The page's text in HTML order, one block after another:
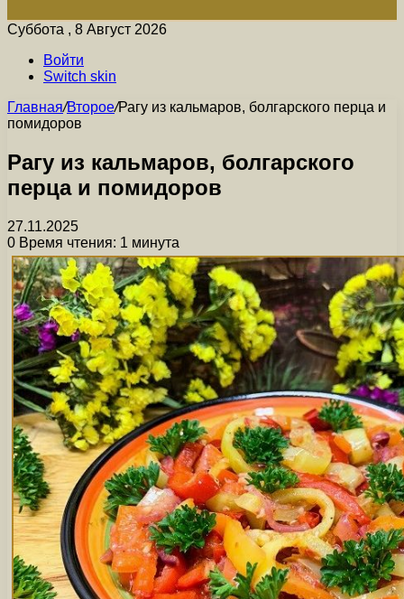
Суббота , 8 Август 2026
Войти
Switch skin
Главная/Второе/Рагу из кальмаров, болгарского перца и
помидоров
Рагу из кальмаров, болгарского
перца и помидоров
27.11.2025
0 Время чтения: 1 минута